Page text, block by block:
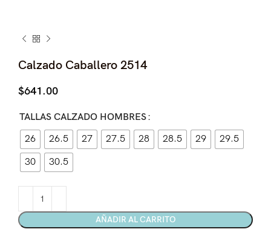
Calzado Caballero 2514
$641.00
TALLAS CALZADO HOMBRES
26
26.5 27 27.5 28 28.5 29
29.5
30
30.5
AÑADIR AL CARRITO